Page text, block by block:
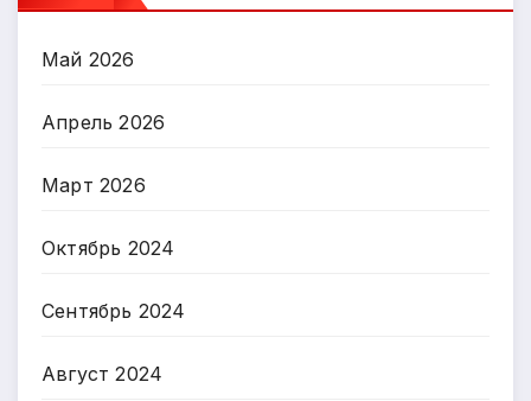
Май 2026
Апрель 2026
Март 2026
Октябрь 2024
Сентябрь 2024
Август 2024